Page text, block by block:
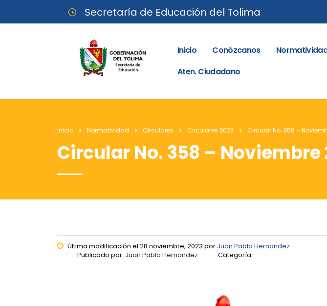
Secretaría de Educación del Tolima
Inicio Conózcanos
Aten. Ciudadano
Inicio Normatividad Circulares Circulares 2023 Circular No. 358 –
Circular No. 358 – Noviembre
Última modificación el 28 noviembre, 2023 por Juan Pablo Hernandez
Publicado por: Juan Pablo Hernandez Categoría: